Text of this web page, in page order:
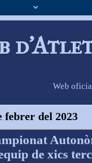
Web
febrer del 2023
de xics